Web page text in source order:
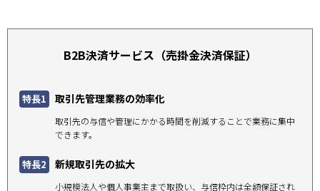
B2B決済サービス（売掛金決済保証）
特長1 取引先管理業務の効率化
取引先の与信や管理にかかる時間を削減することで業務に集中
できます。
特長2 新規取引先の拡大
小規模法人や個人事業主まで取扱い、与信枠内は全額保証され